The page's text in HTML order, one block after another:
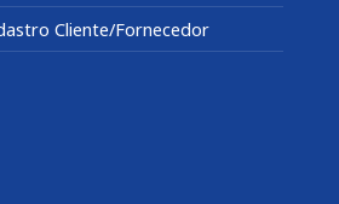
Cliente/Fornecedor